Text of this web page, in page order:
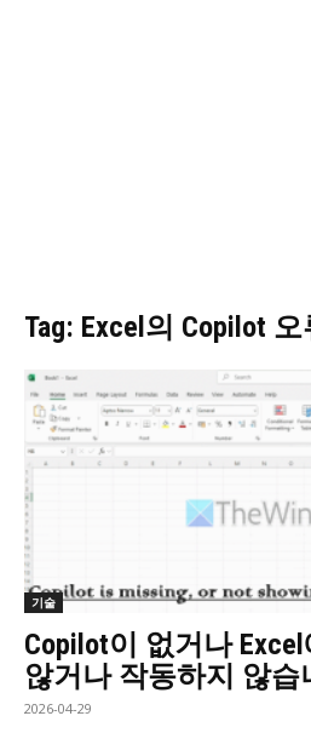
Tag: Excel의 Copilot 오
기술
Copilot이 없거나
않거나 작동하지 않습
2026-04-29